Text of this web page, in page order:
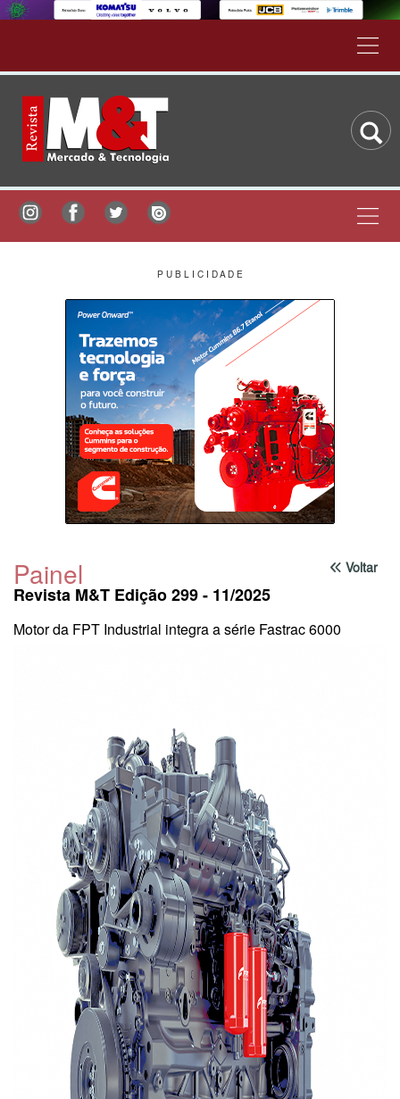
P U B L I C I D A D E
Voltar
Painel
Revista M&T Edição 299 - 11/2025
Motor da FPT Industrial integra a série Fastrac 6000